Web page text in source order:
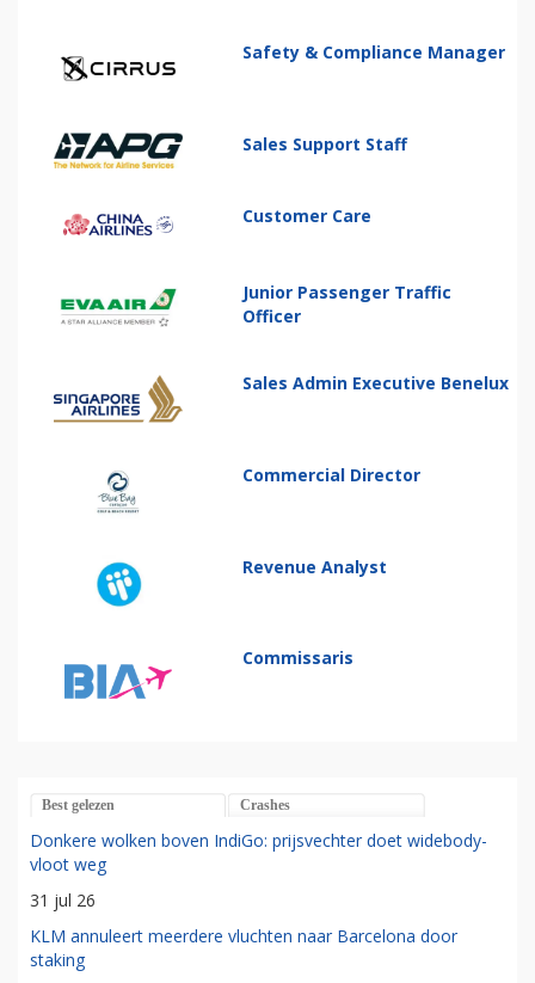
Safety & Compliance Manager
Sales Support Staff
Customer Care
Junior Passenger Traffic
Officer
Sales Admin Executive Benelux
Commercial Director
Revenue Analyst
Commissaris
Best gelezen Crashes
Donkere wolken boven IndiGo: prijsvechter doet widebody-
vloot weg
31 jul 26
KLM annuleert meerdere vluchten naar Barcelona door
staking